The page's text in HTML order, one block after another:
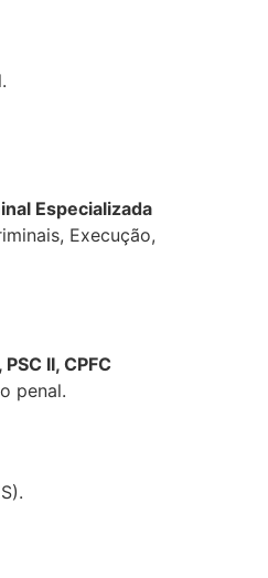
Especializada
Execução,
II, CPFC
penal.